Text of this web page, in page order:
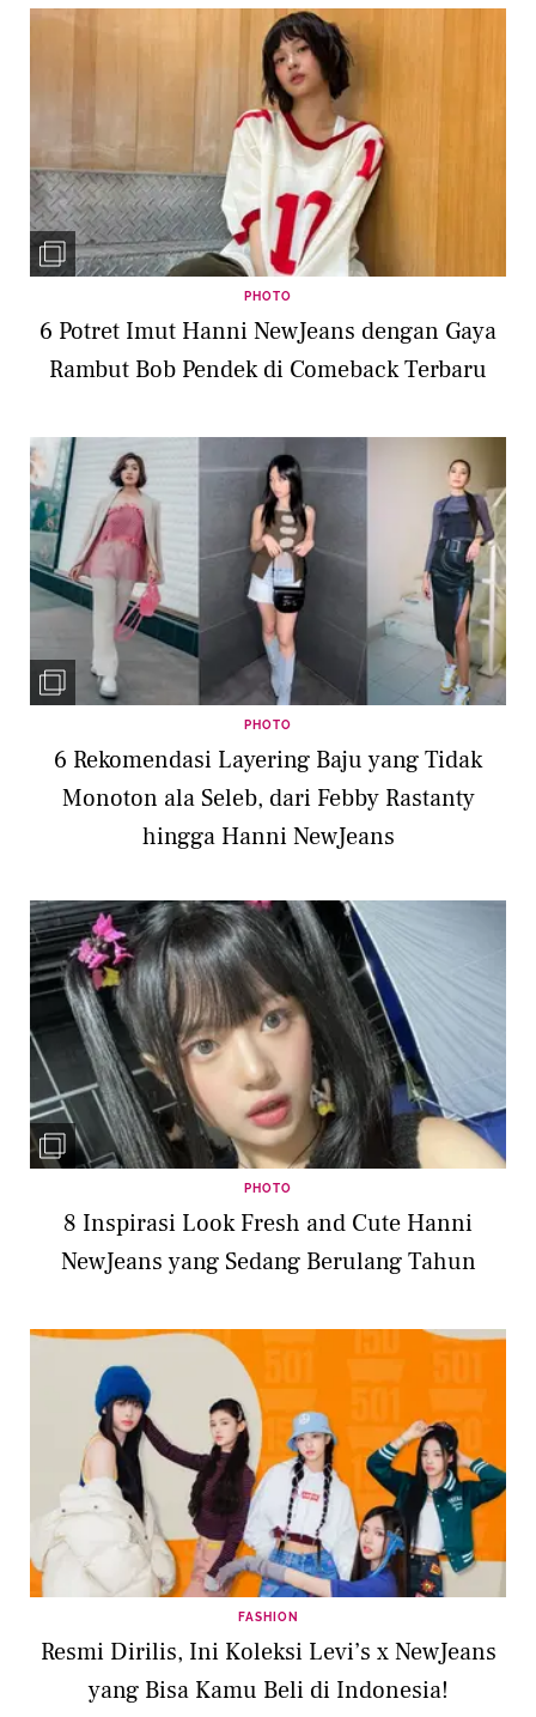
PHOTO
6 Potret Imut Hanni NewJeans dengan Gaya
Rambut Bob Pendek di Comeback Terbaru
PHOTO
6 Rekomendasi Layering Baju yang Tidak
Monoton ala Seleb, dari Febby Rastanty
hingga Hanni NewJeans
PHOTO
8 Inspirasi Look Fresh and Cute Hanni
NewJeans yang Sedang Berulang Tahun
FASHION
Resmi Dirilis, Ini Koleksi Levi’s x NewJeans
yang Bisa Kamu Beli di Indonesia!